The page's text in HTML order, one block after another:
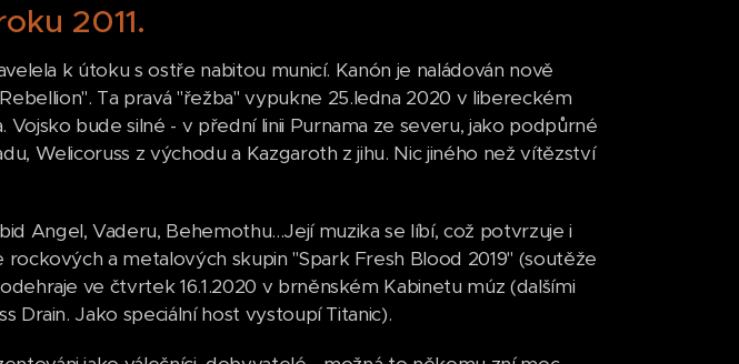
2011.
k útoku s ostře nabitou municí. Kanón je naládován nově
Ta pravá "řežba" vypukne 25.ledna 2020 v libereckém
bude silné - v přední linii Purnama ze severu, jako podpůrné
Welicoruss z východu a Kazgaroth z jihu. Nic jiného než vítězství
Angel, Vaderu, Behemothu...Její muzika se líbí, což potvrzuje i
a metalových skupin "Spark Fresh Blood 2019" (soutěže
ve čtvrtek 16.1.2020 v brněnském Kabinetu múz (dalšími
Drain. Jako speciální host vystoupí Titanic).